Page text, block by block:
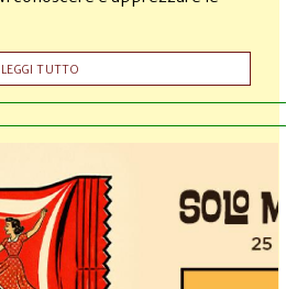
LEGGI TUTTO